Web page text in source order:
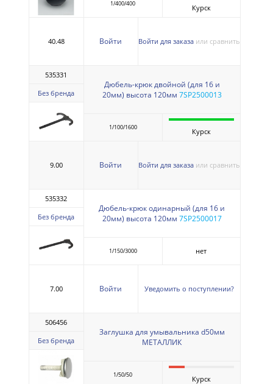
1/400/400 Курск
40.48 Войти Войти для заказа или сравнить
535331
Без бренда
Дюбель-крюк двойной (для 16 и
20мм) высота 120мм 7SP2500013
1/100/1600 Курск
9.00 Войти Войти для заказа или сравнить
535332
Без бренда
Дюбель-крюк одинарный (для 16 и
20мм) высота 120мм 7SP2500017
1/150/3000 нет
7.00 Войти Уведомить о поступлении?
506456
Без бренда
Заглушка для умывальника d50мм
МЕТАЛЛИК
1/50/50 Курск